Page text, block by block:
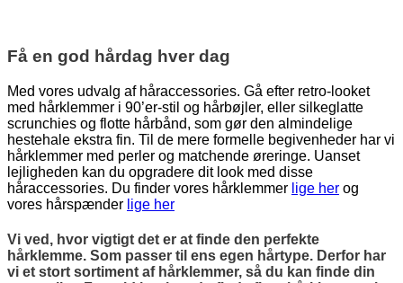
Få en god hårdag hver dag
Med vores udvalg af håraccessories. Gå efter retro-looket
med hårklemmer i 90’er-stil og hårbøjler, eller silkeglatte
scrunchies og flotte hårbånd, som gør den almindelige
hestehale ekstra fin. Til de mere formelle begivenheder har vi
hårklemmer med perler og matchende øreringe. Uanset
lejligheden kan du opgradere dit look med disse
håraccessories. Du finder vores hårklemmer lige her og
vores hårspænder lige her
Vi ved, hvor vigtigt det er at finde den perfekte
hårklemme. Som passer til ens egen hårtype. Derfor har
vi et stort sortiment af hårklemmer, så du kan finde din